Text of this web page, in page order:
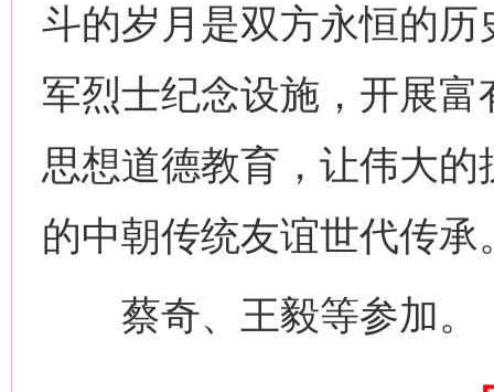
斗的岁月是双方永恒的
军烈士纪念设施，开展
思想道德教育，让伟大
的中朝传统友谊世代传承
蔡奇、王毅等参加。